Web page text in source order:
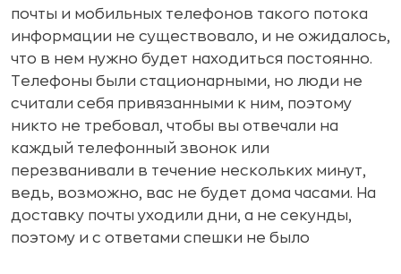
почты и мобильных телефонов такого потока
информации не существовало, и не ожидалось,
что в нем нужно будет находиться постоянно.
Телефоны были стационарными, но люди не
считали себя привязанными к ним, поэтому
никто не требовал, чтобы вы отвечали на
каждый телефонный звонок или
перезванивали в течение нескольких минут,
ведь, возможно, вас не будет дома часами. На
доставку почты уходили дни, а не секунды,
поэтому и с ответами спешки не было